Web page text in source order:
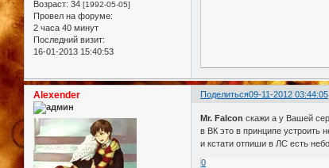
Возраст: 34 [1992-05-05]
Провел на форуме:
2 часа 40 минут
Последний визит:
16-01-2013 15:40:53
Поделиться09-11-2012 03:44:05
Alexender
Mr. Falcon скажи а у Вашей
в ВК это в принципе устроить
и кстати отпиши в ЛС есть
0